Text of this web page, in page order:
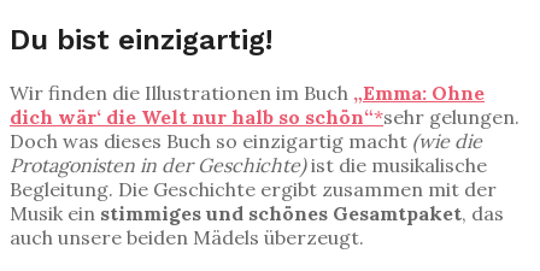
Du bist einzigartig!
Wir finden die Illustrationen im Buch „Emma: Ohne
dich wär‘ die Welt nur halb so schön“*sehr gelungen.
Doch was dieses Buch so einzigartig macht (wie die
Protagonisten in der Geschichte)ist die musikalische
Begleitung. Die Geschichte ergibt zusammen mit der
Musik ein stimmiges und schönes Gesamtpaket, das
auch unsere beiden Mädels überzeugt.